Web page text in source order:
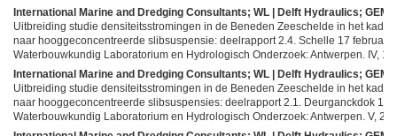
International Marine and Dredging Consultants; WL | Delft Hydraulics;
Uitbreiding studie densiteitsstromingen in de Beneden Zeeschelde in het kader
naar hooggeconcentreerde slibsuspensie: deelrapport 2.4. Schelle 17 februari
Waterbouwkundig Laboratorium en Hydrologisch Onderzoek: Antwerpen. IV,
International Marine and Dredging Consultants; WL | Delft Hydraulics;
Uitbreiding studie densiteitsstromingen in de Beneden Zeeschelde in het kader
naar hooggeconcentreerde slibsuspensies: deelrapport 2.1. Deurganckdok 17/
Waterbouwkundig Laboratorium en Hydrologisch Onderzoek: Antwerpen. V,